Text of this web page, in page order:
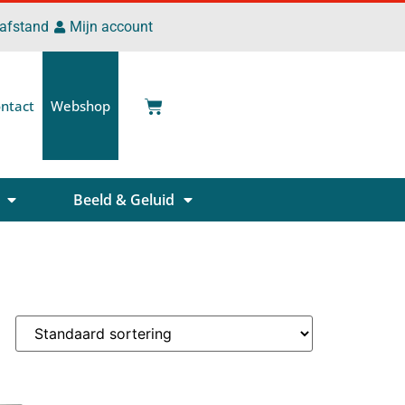
Mijn account
Webshop
Beeld & Geluid